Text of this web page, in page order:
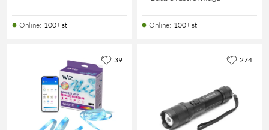
Online: 100+ st Online: 100+ st
39 274